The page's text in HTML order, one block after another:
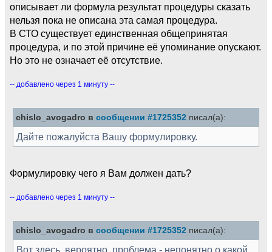
описывает ли формула результат процедуры сказать
нельзя пока не описана эта самая процедура.
В СТО существует единственная общепринятая
процедура, и по этой причине её упоминание опускают.
Но это не означает её отсутствие.
-- добавлено через 1 минуту --
chislo_avogadro в сообщении #1725352 писал(а):
Дайте пожалуйста Вашу формулировку.
Формулировку чего я Вам должен дать?
-- добавлено через 1 минуту --
chislo_avogadro в сообщении #1725352 писал(а):
Вот здесь, вероятно, проблема - непонятно о какой